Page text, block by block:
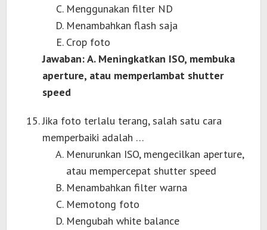
Menggunakan filter ND
Menambahkan flash saja
Crop foto
Jawaban: A. Meningkatkan ISO, membuka
aperture, atau memperlambat shutter
speed
Jika foto terlalu terang, salah satu cara
memperbaiki adalah …
Menurunkan ISO, mengecilkan aperture,
atau mempercepat shutter speed
Menambahkan filter warna
Memotong foto
Mengubah white balance